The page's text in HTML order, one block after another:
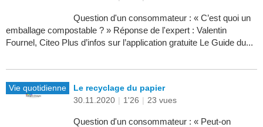
Question d'un consommateur : « C’est quoi un
emballage compostable ? » Réponse de l'expert : Valentin
Fournel, Citeo Plus d’infos sur l’application gratuite Le Guide du...
Vie quotidienne
Le recyclage du papier
30.11.2020 | 1'26 | 23 vues
Question d'un consommateur : « Peut-on